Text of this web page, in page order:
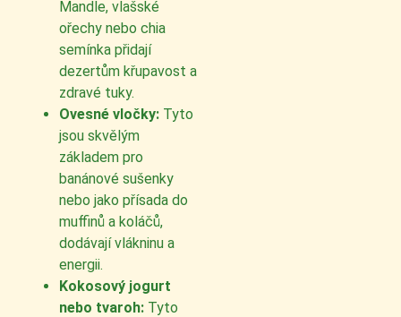
Mandle, vlašské
ořechy nebo chia
semínka přidají
dezertům křupavost a
zdravé tuky.
Ovesné vločky: Tyto
jsou skvělým
základem pro
banánové sušenky
nebo jako přísada do
muffinů a koláčů,
dodávají vlákninu a
energii.
Kokosový jogurt
nebo tvaroh: Tyto